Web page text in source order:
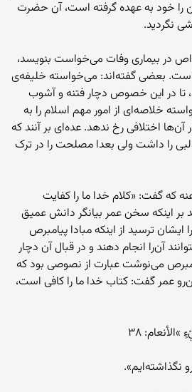
را خود به عهده گرفته است، آن حضرت
نگردید.
در بیماری وفات می‌خواست بنویسد،
بعضی گفته‌اند: می‌خواسته خلیفه‌ی
تا در این خصوص دچار فتنه‌ و آشوب
خلاصه‌ای از امور مهم اسلام را به
اختلافی رخ ندهد. عده‌ای بر آنند که
را داشت ولی بعدا مصلحت را در ترک
که گفت: «کلام خدا ما را کفایت
بر اینکه‌ سخن عمر بیانگر دانش عمیق
ترسید از اینکه‌ مبادا پیامبرص
آن‌را انجام دهند و در قبال آن دچار
می‌نوشت عبارت از نصوصی بود که‌
عمر گفت: کتاب خدا ما را کافی است،
٣٨
نگذاشته‌ایم».